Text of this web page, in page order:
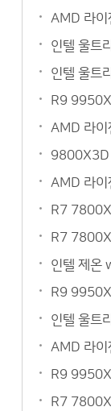
AMD 라이
인텔 울트
인텔 울트
R9 9950X
AMD 라이
9800X3D
AMD 라이
R7
R7
인텔 제온
R9 9950X
인텔 울트
AMD 라이
R9
R7